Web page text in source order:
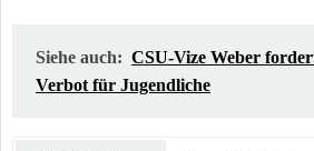
Siehe auch: CSU-Vize Weber
Verbot für Jugendliche